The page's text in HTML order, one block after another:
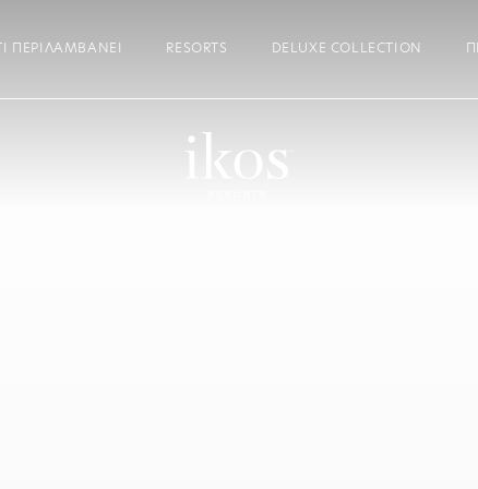
ΤΙ ΠΕΡΙΛΑΜΒΆΝΕΙ RESORTS DELUXE COLLECTION